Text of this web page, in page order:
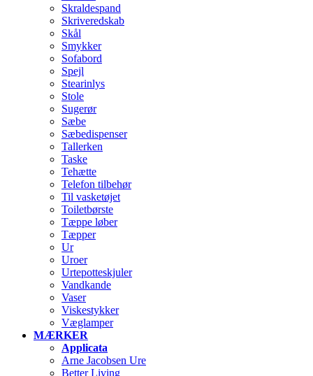
Skraldespand
Skriveredskab
Skål
Smykker
Sofabord
Spejl
Stearinlys
Stole
Sugerør
Sæbe
Sæbedispenser
Tallerken
Taske
Tehætte
Telefon tilbehør
Til vasketøjet
Toiletbørste
Tæppe løber
Tæpper
Ur
Uroer
Urtepotteskjuler
Vandkande
Vaser
Viskestykker
Væglamper
MÆRKER
Applicata
Arne Jacobsen Ure
Better Living